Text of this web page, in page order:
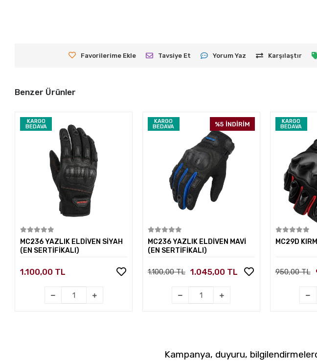
Favorilerime Ekle Tavsiye Et Yorum Yaz Karşılaştır
Benzer Ürünler
KARGO
BEDAVA
MC236 YAZLIK ELDİVEN SİYAH
(EN SERTİFİKALI)
1.100,00 TL
KARGO
BEDAVA
%5 İNDİRİM
MC236 YAZLIK ELDİVEN MAVİ
(EN SERTİFİKALI)
1.100,00 TL 1.045,00 TL
KARGO
BEDAVA
MC29D
950,00 TL
Kampanya, duyuru,